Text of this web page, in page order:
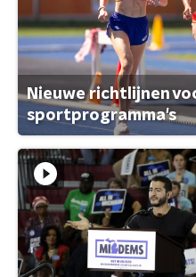
Nieuwe richtlijnen
sportprogramma's